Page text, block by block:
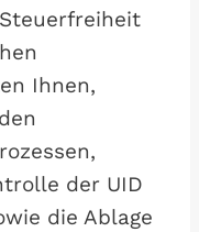
Ihnen,
der UID
die Ablage